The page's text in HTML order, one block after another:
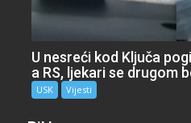
U nesreći kod Ključa
a RS, ljekari se drugom
USK Vijesti